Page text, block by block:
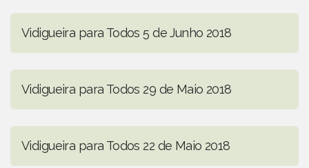
Vidigueira para Todos 5 de Junho 2018
Vidigueira para Todos 29 de Maio 2018
Vidigueira para Todos 22 de Maio 2018